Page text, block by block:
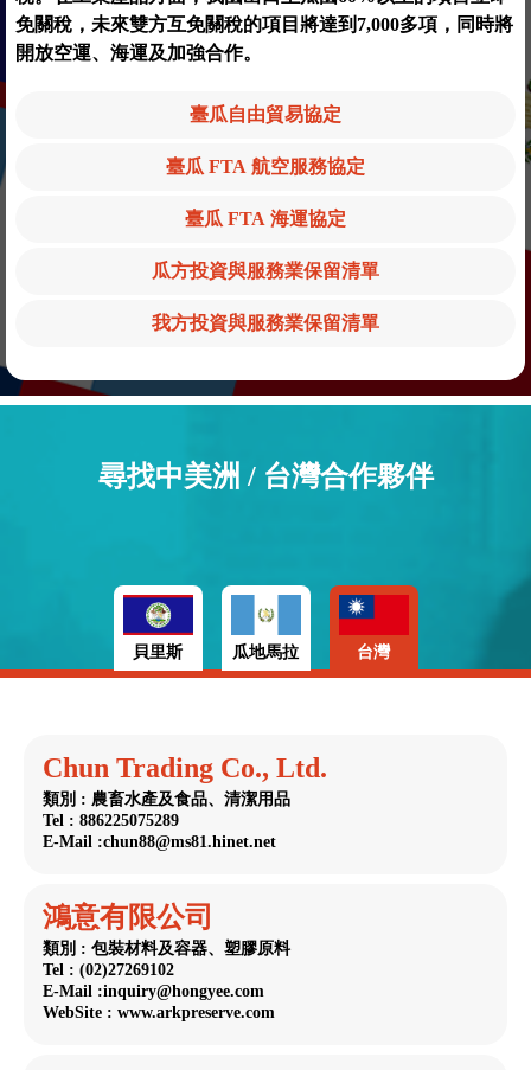
免關稅，未來雙方互免關稅的項目將達到7,000多項，同時將
開放空運、海運及加強合作。
臺瓜自由貿易協定
臺瓜 FTA 航空服務協定
臺瓜 FTA 海運協定
瓜方投資與服務業保留清單
我方投資與服務業保留清單
尋找中美洲 / 台灣合作夥伴
貝里斯 瓜地馬拉 台灣
Chun Trading Co., Ltd.
類別 : 農畜水產及食品、清潔用品
Tel : 886225075289
E-Mail :chun88@ms81.hinet.net
鴻意有限公司
類別 : 包裝材料及容器、塑膠原料
Tel : (02)27269102
E-Mail :inquiry@hongyee.com
WebSite : www.arkpreserve.com